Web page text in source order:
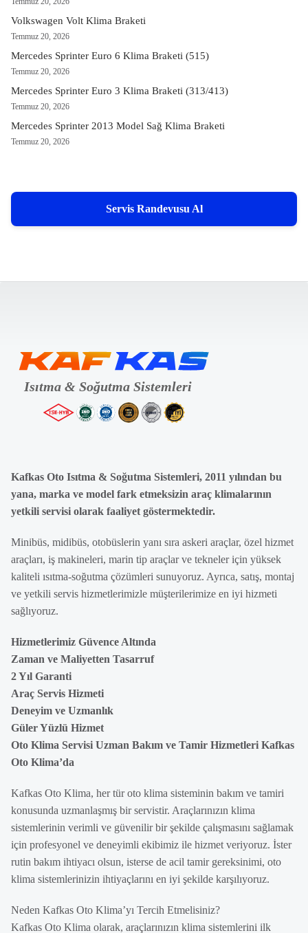
Volkswagen Volt Klima Braketi
Temmuz 20, 2026
Mercedes Sprinter Euro 6 Klima Braketi (515)
Temmuz 20, 2026
Mercedes Sprinter Euro 3 Klima Braketi (313/413)
Temmuz 20, 2026
Mercedes Sprinter 2013 Model Sağ Klima Braketi
Temmuz 20, 2026
Servis Randevusu Al
Kafkas Oto Isıtma & Soğutma Sistemleri, 2011 yılından bu
yana, marka ve model fark etmeksizin araç klimalarının
yetkili servisi olarak faaliyet göstermektedir.
Minibüs, midibüs, otobüslerin yanı sıra askeri araçlar, özel hizmet
araçları, iş makineleri, marin tip araçlar ve tekneler için yüksek
kaliteli ısıtma-soğutma çözümleri sunuyoruz. Ayrıca, satış, montaj
ve yetkili servis hizmetlerimizle müşterilerimize en iyi hizmeti
sağlıyoruz.
Hizmetlerimiz Güvence Altında
Zaman ve Maliyetten Tasarruf
2 Yıl Garanti
Araç Servis Hizmeti
Deneyim ve Uzmanlık
Güler Yüzlü Hizmet
Oto Klima Servisi Uzman Bakım ve Tamir Hizmetleri Kafkas
Oto Klima’da
Kafkas Oto Klima, her tür oto klima sisteminin bakım ve tamiri
konusunda uzmanlaşmış bir servistir. Araçlarınızın klima
sistemlerinin verimli ve güvenilir bir şekilde çalışmasını sağlamak
için profesyonel ve deneyimli ekibimiz ile hizmet veriyoruz. İster
rutin bakım ihtiyacı olsun, isterse de acil tamir gereksinimi, oto
klima sistemlerinizin ihtiyaçlarını en iyi şekilde karşılıyoruz.
Neden Kafkas Oto Klima’yı Tercih Etmelisiniz?
Kafkas Oto Klima olarak, araçlarınızın klima sistemlerini ilk